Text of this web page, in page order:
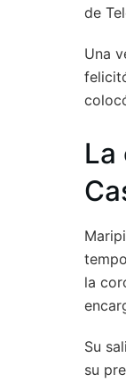
de
Una
La
la
Su
su